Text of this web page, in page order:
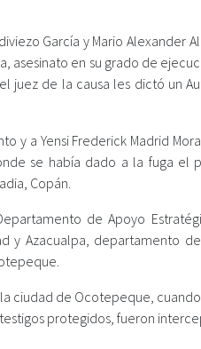
García y Mario Alexander
asesinato en su grado de
juez de la causa les dictó un
y a Yensi Frederick Madrid
se había dado a la fuga el
Copán.
de Apoyo
y Azacualpa, departamento
ciudad de Ocotepeque,
protegidos, fueron